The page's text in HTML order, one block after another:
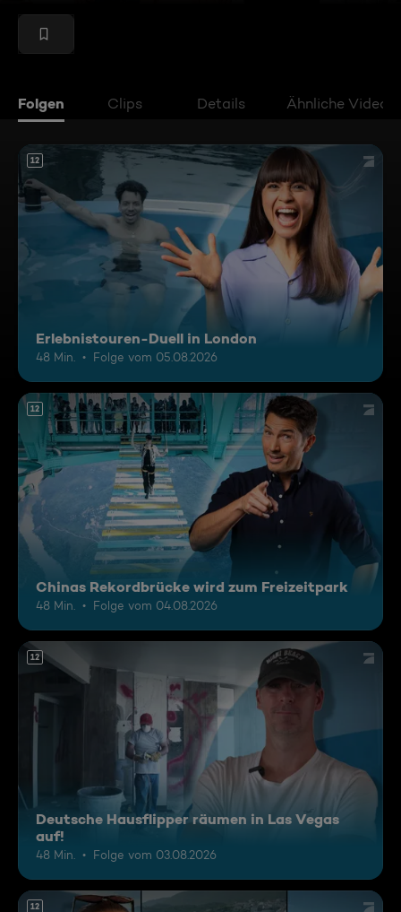
Folgen Clips Details Ähnliche Videos
12
Erlebnistouren-Duell in London
48 Min. Folge vom 05.08.2026
12
Chinas Rekordbrücke wird zum Freizeitpark
48 Min. Folge vom 04.08.2026
12
Deutsche Hausflipper räumen in Las Vegas
auf!
48 Min. Folge vom 03.08.2026
12